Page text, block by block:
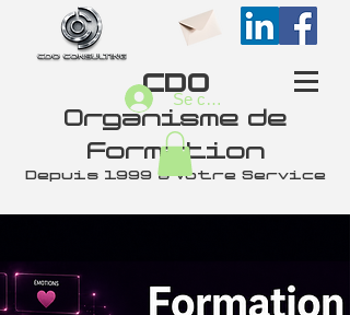
CDO
Organisme de
Formation
Depuis 1999 à Votre Service
Se connecter